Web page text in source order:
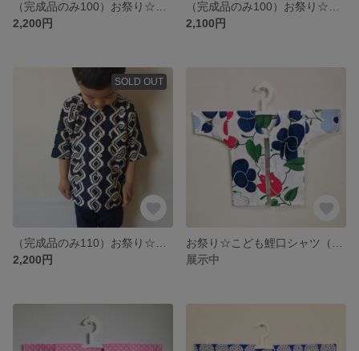
2,200円
2,100円
SOLD OUT
2,200円
展示中